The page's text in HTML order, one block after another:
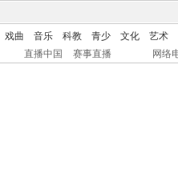
戏曲 音乐 科教 青少 文化
艺术
直播中国 赛事直播 网络